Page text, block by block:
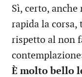
Sì, certo,
rapida la
rispetto al non
È molto bello